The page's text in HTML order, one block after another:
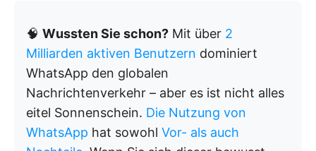
🧠 Wussten Sie schon? Mit über 2
Milliarden aktiven Benutzern dominiert
WhatsApp den globalen
Nachrichtenverkehr – aber es ist nicht alles
eitel Sonnenschein. Die Nutzung von
WhatsApp hat sowohl Vor- als auch